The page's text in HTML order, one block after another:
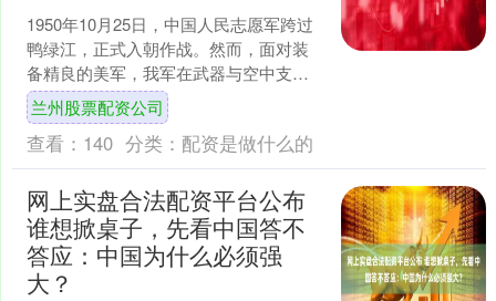
1950年10月25日，中国人民志愿军跨过
鸭绿江，正式入朝作战。然而，面对装
备精良的美军，我军在武器与空中支援
上存在天然劣势，作战压力巨大。由于
没有制空权，美军....
兰州股票配资公司
查看： 140 分类： 配资是做什么的
网上实盘合法配资平台公布
谁想掀桌子，先看中国答不
答应：中国为什么必须强
大？